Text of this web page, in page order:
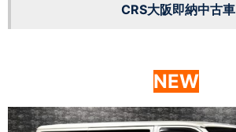
CRS大阪即納中古車
NEW